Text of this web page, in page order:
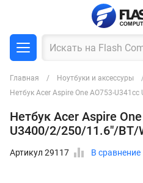
Главная Ноутбуки и аксессуры
Нетбук Acer Aspire
U3400/2/250/11.6"/BT/
Артикул 29117 В сравнение